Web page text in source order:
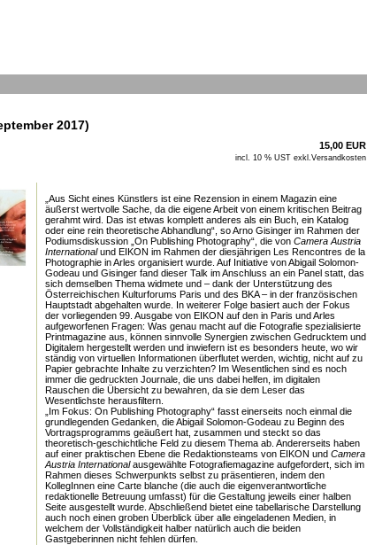
2017)
15,00 EUR
incl. 10 % UST exkl.Versandkosten
„Aus Sicht eines Künstlers ist eine Rezension in einem Magazin eine
äußerst wertvolle Sache, da die eigene Arbeit von einem kritischen Beitrag
gerahmt wird. Das ist etwas komplett anderes als ein Buch, ein Katalog
oder eine rein theoretische Abhandlung“, so Arno Gisinger im Rahmen der
Podiumsdiskussion „On Publishing Photography“, die von Camera Austria
Internationalund EIKON im Rahmen der diesjährigen Les Rencontres de la
Photographie in Arles organisiert wurde. Auf Initiative von Abigail Solomon-
Godeau und Gisinger fand dieser Talk im Anschluss an ein Panel statt, das
sich demselben Thema widmete und – dank der Unterstützung des
Österreichischen Kulturforums Paris und des BKA – in der französischen
Hauptstadt abgehalten wurde. In weiterer Folge basiert auch der Fokus
der vorliegenden 99. Ausgabe von EIKON auf den in Paris und Arles
aufgeworfenen Fragen: Was genau macht auf die Fotografie spezialisierte
Printmagazine aus, können sinnvolle Synergien zwischen Gedrucktem und
Digitalem hergestellt werden und inwiefern ist es besonders heute, wo wir
ständig von virtuellen Informationen überflutet werden, wichtig, nicht auf zu
Papier gebrachte Inhalte zu verzichten? Im Wesentlichen sind es noch
immer die gedruckten Journale, die uns dabei helfen, im digitalen
Rauschen die Übersicht zu bewahren, da sie dem Leser das
Wesentlichste herausfiltern.
„Im Fokus: On Publishing Photography“ fasst einerseits noch einmal die
grundlegenden Gedanken, die Abigail Solomon-Godeau zu Beginn des
Vortragsprogramms geäußert hat, zusammen und steckt so das
theoretisch-geschichtliche Feld zu diesem Thema ab. Andererseits haben
auf einer praktischen Ebene die Redaktionsteams von EIKON und Camera
Austria Internationalausgewählte Fotografiemagazine aufgefordert, sich im
Rahmen dieses Schwerpunkts selbst zu präsentieren, indem den
KollegInnen eine Carte blanche (die auch die eigenverantwortliche
redaktionelle Betreuung umfasst) für die Gestaltung jeweils einer halben
Seite ausgestellt wurde. Abschließend bietet eine tabellarische Darstellung
auch noch einen groben Überblick über alle eingeladenen Medien, in
welchem der Vollständigkeit halber natürlich auch die beiden
Gastgeberinnen nicht fehlen dürfen.